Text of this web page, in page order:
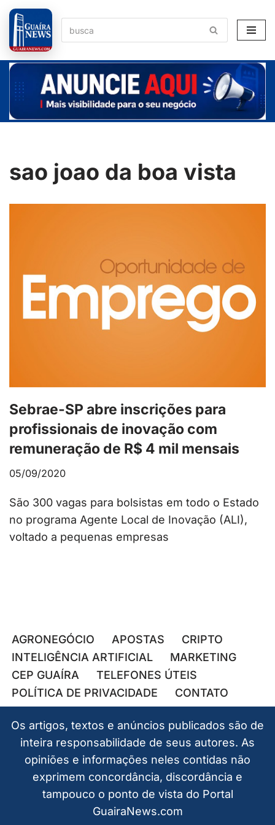
Pular
para
o
conteúdo
sao joao da boa vista
Sebrae-SP abre inscrições para
profissionais de inovação com
remuneração de R$ 4 mil mensais
05/09/2020
São 300 vagas para bolsistas em todo o Estado
no programa Agente Local de Inovação (ALI),
voltado a pequenas empresas
AGRONEGÓCIO APOSTAS
CRIPTO
INTELIGÊNCIA ARTIFICIAL
MARKETING
CEP GUAÍRA
TELEFONES ÚTEIS
POLÍTICA DE PRIVACIDADE
CONTATO
Os artigos, textos e anúncios publicados são de
inteira responsabilidade de seus autores. As
opiniões e informações neles contidas não
exprimem concordância, discordância e
tampouco o ponto de vista do Portal
GuairaNews.com